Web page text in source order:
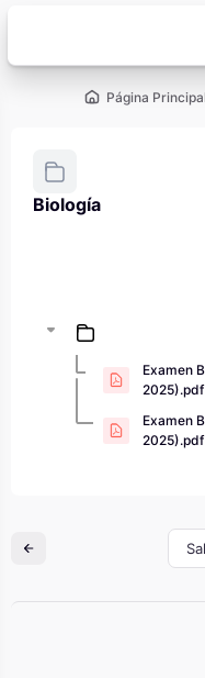
Página Principal
Biología
Examen
2025).pdf
Examen
2025).pdf